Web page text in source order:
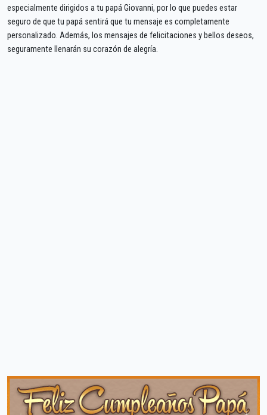
especialmente dirigidos a tu papá Giovanni, por lo que puedes estar
seguro de que tu papá sentirá que tu mensaje es completamente
personalizado. Además, los mensajes de felicitaciones y bellos deseos,
seguramente llenarán su corazón de alegría.